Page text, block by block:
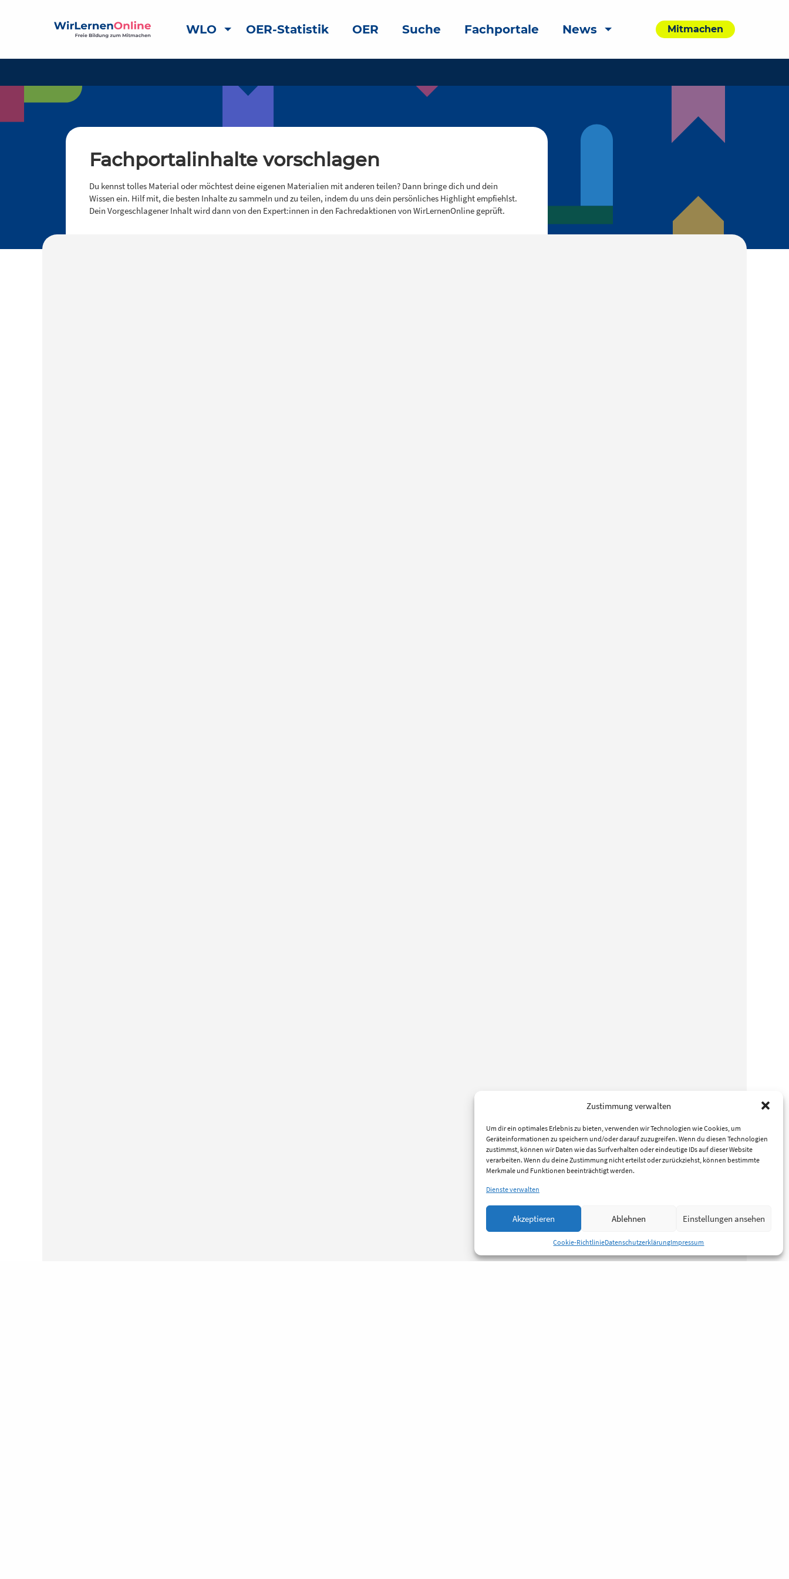
Zustimmung verwalten
Um dir ein optimales Erlebnis zu bieten, verwenden wir Technologien wie Cookies, um
Geräteinformationen zu speichern und/oder darauf zuzugreifen. Wenn du diesen Technologien
zustimmst, können wir Daten wie das Surfverhalten oder eindeutige IDs auf dieser Website
verarbeiten. Wenn du deine Zustimmung nicht erteilst oder zurückziehst, können bestimmte
Merkmale und Funktionen beeinträchtigt werden.
Dienste verwalten
Akzeptieren Ablehnen Einstellungen ansehen
Cookie-RichtlinieDatenschutzerklärungImpressum
WLO OER-Statistik OER Suche Fachportale News Mitmachen
Fachportalinhalte vorschlagen
Du kennst tolles Material oder möchtest deine eigenen Materialien mit anderen teilen? Dann bringe dich und dein
Wissen ein. Hilf mit, die besten Inhalte zu sammeln und zu teilen, indem du uns dein persönliches Highlight empfiehlst.
Dein Vorgeschlagener Inhalt wird dann von den Expert:innen in den Fachredaktionen von WirLernenOnline geprüft.